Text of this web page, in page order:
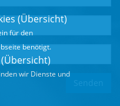
(Übersicht)
für den
benötigt.
Übersicht)
wir Dienste und